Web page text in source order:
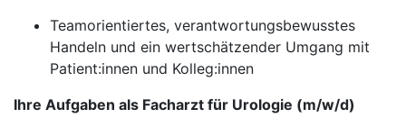
Teamorientiertes, verantwortungsbewusstes
Handeln und ein wertschätzender Umgang mit
Patient:innen und Kolleg:innen
Ihre Aufgaben als Facharzt für Urologie (m/w/d)